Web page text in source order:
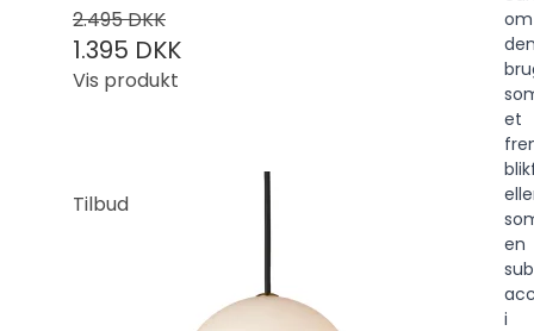
2.495 DKK
1.395 DKK
Vis produkt
Tilbud
om
et
en
i